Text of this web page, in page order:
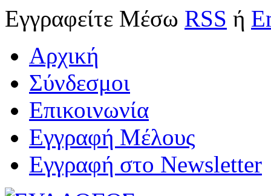
Εγγραφείτε Μέσω RSS ή
Αρχική
Σύνδεσμοι
Επικοινωνία
Εγγραφή Μέλους
Εγγραφή στο Newsletter